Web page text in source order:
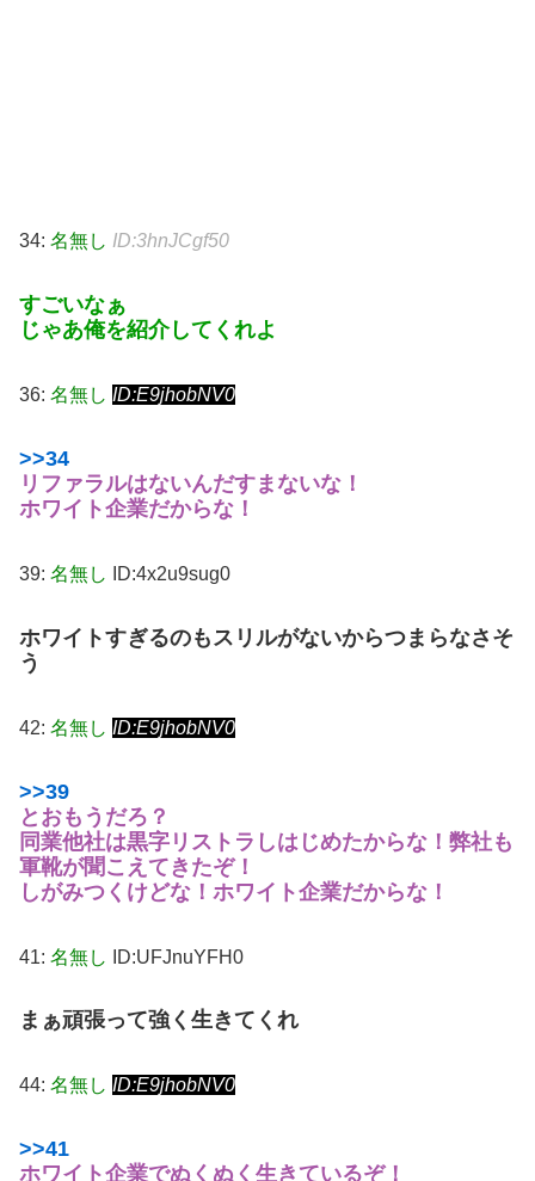
34: 名無し ID:3hnJCgf50
すごいなぁ
じゃあ俺を紹介してくれよ
36: 名無し ID:E9jhobNV0
>>34
リファラルはないんだすまないな！
ホワイト企業だからな！
39: 名無し ID:4x2u9sug0
ホワイトすぎるのもスリルがないからつまらなさそ
う
42: 名無し ID:E9jhobNV0
>>39
とおもうだろ？
同業他社は黒字リストラしはじめたからな！弊社も
軍靴が聞こえてきたぞ！
しがみつくけどな！ホワイト企業だからな！
41: 名無し ID:UFJnuYFH0
まぁ頑張って強く生きてくれ
44: 名無し ID:E9jhobNV0
>>41
ホワイト企業でぬくぬく生きているぞ！